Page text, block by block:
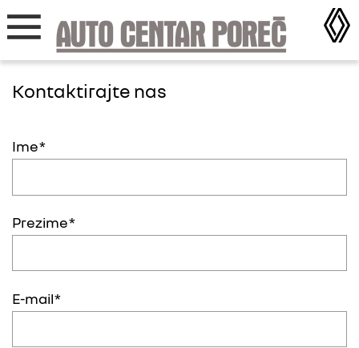
Kontaktirajte nas
Ime
Prezime
E-mail